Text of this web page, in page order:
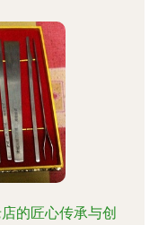
的匠心传承与创